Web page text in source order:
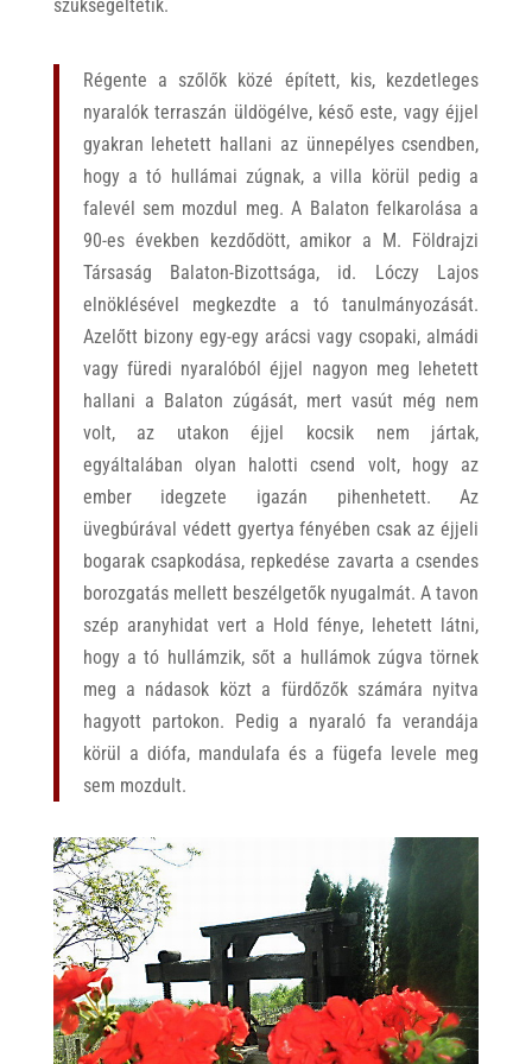
szükségeltetik.
Régente a szőlők közé épített, kis, kezdetleges
nyaralók terraszán üldögélve, késő este, vagy éjjel
gyakran lehetett hallani az ünnepélyes csendben,
hogy a tó hullámai zúgnak, a villa körül pedig a
falevél sem mozdul meg. A Balaton felkarolása a
90-es években kezdődött, amikor a M. Földrajzi
Társaság Balaton-Bizottsága, id. Lóczy Lajos
elnöklésével megkezdte a tó tanulmányozását.
Azelőtt bizony egy-egy arácsi vagy csopaki, almádi
vagy füredi nyaralóból éjjel nagyon meg lehetett
hallani a Balaton zúgását, mert vasút még nem
volt, az utakon éjjel kocsik nem jártak,
egyáltalában olyan halotti csend volt, hogy az
ember idegzete igazán pihenhetett. Az
üvegbúrával védett gyertya fényében csak az éjjeli
bogarak csapkodása, repkedése zavarta a csendes
borozgatás mellett beszélgetők nyugalmát. A tavon
szép aranyhidat vert a Hold fénye, lehetett látni,
hogy a tó hullámzik, sőt a hullámok zúgva törnek
meg a nádasok közt a fürdőzők számára nyitva
hagyott partokon. Pedig a nyaraló fa verandája
körül a diófa, mandulafa és a fügefa levele meg
sem mozdult.